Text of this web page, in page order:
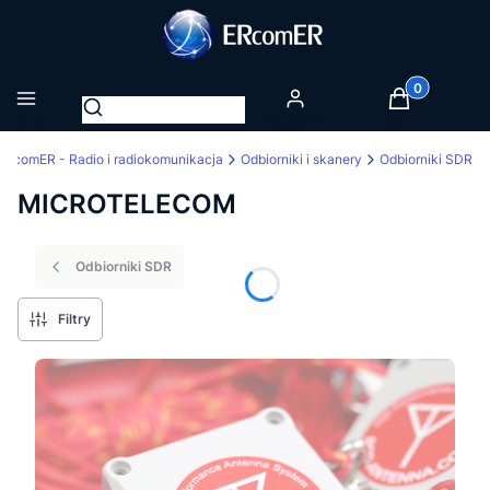
Otwórz wyszukiwarkę Produkty w
- Radio i radiokomunikacja Odbiorniki i skanery Odbiorniki SDR
MICROTELECOM
Odbiorniki SDR
Filtry